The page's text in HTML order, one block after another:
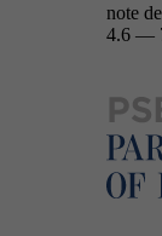
note
4.6 —